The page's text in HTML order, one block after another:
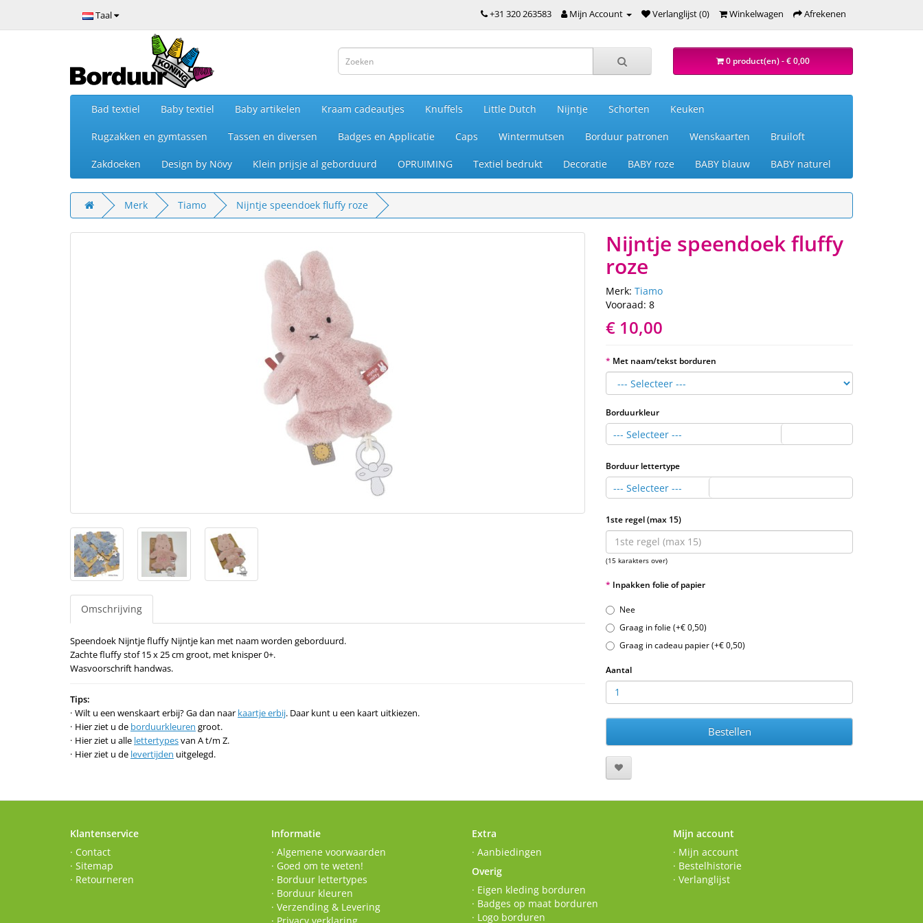
Taal +31 320 263583 Mijn Account Verlanglijst (0) Winkelwagen Afrekenen
0 product(en) - € 0,00
Bad textiel Baby textiel Baby artikelen Kraam cadeautjes Knuffels Little Dutch Nijntje Schorten Keuken
Rugzakken en gymtassen Tassen en diversen Badges en Applicatie Caps Wintermutsen Borduur patronen Wenskaarten Bruiloft
Zakdoeken Design by Növy Klein prijsje al geborduurd OPRUIMING Textiel bedrukt Decoratie BABY roze BABY blauw BABY naturel
Merk Tiamo Nijntje speendoek fluffy roze
Omschrijving
Speendoek Nijntje fluffy Nijntje kan met naam worden geborduurd.
Zachte fluffy stof 15 x 25 cm groot, met knisper 0+.
Wasvoorschrift handwas.
Tips:
Wilt u een wenskaart erbij? Ga dan naar kaartje erbij. Daar kunt u een kaart uitkiezen.
Hier ziet u de borduurkleuren groot.
Hier ziet u alle lettertypesvan A t/m Z.
Hier ziet u de levertijden uitgelegd.
Nijntje speendoek fluffy
roze
Merk: Tiamo
Vooraad: 8
€ 10,00
Met naam/tekst borduren
Borduurkleur
--- Selecteer ---
Borduur lettertype
--- Selecteer ---
1ste regel (max 15)
(15 karakters over)
Inpakken folie of papier
Nee
Graag in folie (+€ 0,50)
Graag in cadeau papier (+€ 0,50)
Aantal
Bestellen
Klantenservice
· Contact
· Sitemap
· Retourneren
Informatie
· Algemene voorwaarden
· Goed om te weten!
· Borduur lettertypes
· Borduur kleuren
· Verzending & Levering
Extra
· Aanbiedingen
Overig
· Eigen kleding borduren
· Badges op maat borduren
· Logo borduren
Mijn account
· Mijn account
· Bestelhistorie
· Verlanglijst